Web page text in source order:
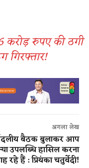
करोड़ रुपए की ठगी
गिरफ्तार!
अगला लेख
बैठक बुलाकर आप
उपलब्धि हासिल करना
रहे हैं : प्रियंका चतुर्वेदी!